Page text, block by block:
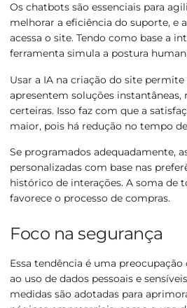
Os chatbots são essenciais para
melhorar a eficiência do suporte, e
acessa o site. Tendo como base a
ferramenta simula a postura
Usar a IA na criação do site
apresentem soluções instantâneas,
certeiras. Isso faz com que a
maior, pois há redução no tempo
Se programados adequadamente,
personalizadas com base nas
histórico de interações. A soma de
favorece o processo de compras.
Foco na segurança
Essa tendência é uma
ao uso de dados pessoais e
medidas são adotadas para